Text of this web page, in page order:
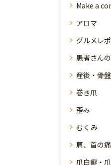
Make a
アロマ
グルメレ
患者さん
産後・骨
巻き爪
歪み
むくみ
肩、首の
爪白癬・